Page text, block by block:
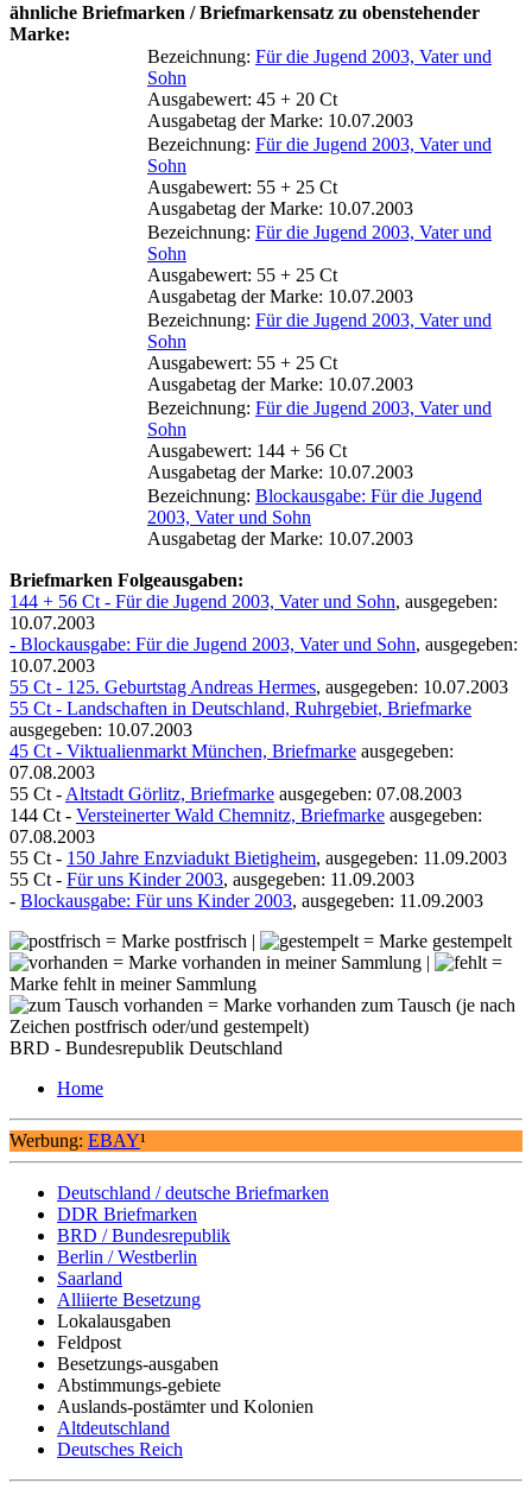
ähnliche Briefmarken / Briefmarkensatz zu obenstehender
Marke:
Bezeichnung: Für die Jugend 2003, Vater und
Sohn
Ausgabewert: 45 + 20 Ct
Ausgabetag der Marke: 10.07.2003
Bezeichnung: Für die Jugend 2003, Vater und
Sohn
Ausgabewert: 55 + 25 Ct
Ausgabetag der Marke: 10.07.2003
Bezeichnung: Für die Jugend 2003, Vater und
Sohn
Ausgabewert: 55 + 25 Ct
Ausgabetag der Marke: 10.07.2003
Bezeichnung: Für die Jugend 2003, Vater und
Sohn
Ausgabewert: 55 + 25 Ct
Ausgabetag der Marke: 10.07.2003
Bezeichnung: Für die Jugend 2003, Vater und
Sohn
Ausgabewert: 144 + 56 Ct
Ausgabetag der Marke: 10.07.2003
Bezeichnung: Blockausgabe: Für die Jugend
2003, Vater und Sohn
Ausgabetag der Marke: 10.07.2003
Briefmarken Folgeausgaben:
144 + 56 Ct - Für die Jugend 2003, Vater und Sohn, ausgegeben:
10.07.2003
- Blockausgabe: Für die Jugend 2003, Vater und Sohn, ausgegeben:
10.07.2003
55 Ct - 125. Geburtstag Andreas Hermes, ausgegeben: 10.07.2003
55 Ct - Landschaften in Deutschland, Ruhrgebiet, Briefmarke
ausgegeben: 10.07.2003
45 Ct - Viktualienmarkt München, Briefmarke ausgegeben:
07.08.2003
55 Ct - Altstadt Görlitz, Briefmarke ausgegeben: 07.08.2003
144 Ct - Versteinerter Wald Chemnitz, Briefmarke ausgegeben:
07.08.2003
55 Ct - 150 Jahre Enzviadukt Bietigheim, ausgegeben: 11.09.2003
55 Ct - Für uns Kinder 2003, ausgegeben: 11.09.2003
- Blockausgabe: Für uns Kinder 2003, ausgegeben: 11.09.2003
= Marke postfrisch |
= Marke gestempelt
= Marke vorhanden in meiner Sammlung |
=
Marke fehlt in meiner Sammlung
= Marke vorhanden zum Tausch (je nach
Zeichen postfrisch oder/und gestempelt)
BRD - Bundesrepublik Deutschland
Home
Werbung: EBAY¹
Deutschland / deutsche Briefmarken
DDR Briefmarken
BRD / Bundesrepublik
Berlin / Westberlin
Saarland
Alliierte Besetzung
Lokalausgaben
Feldpost
Besetzungs-ausgaben
Abstimmungs-gebiete
Auslands-postämter und Kolonien
Altdeutschland
Deutsches Reich